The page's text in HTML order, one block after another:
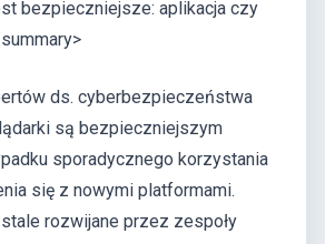
bezpieczniejsze: aplikacja czy
ds. cyberbezpieczeństwa
są bezpieczniejszym
sporadycznego korzystania
się z nowymi platformami.
rozwijane przez zespoły